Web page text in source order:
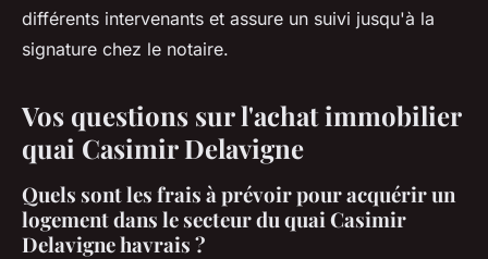
différents intervenants et assure un suivi jusqu'à la
signature chez le notaire.
Vos questions sur l'achat immobilier
quai Casimir Delavigne
Quels sont les frais à prévoir pour acquérir un
logement dans le secteur du quai Casimir
Delavigne havrais ?